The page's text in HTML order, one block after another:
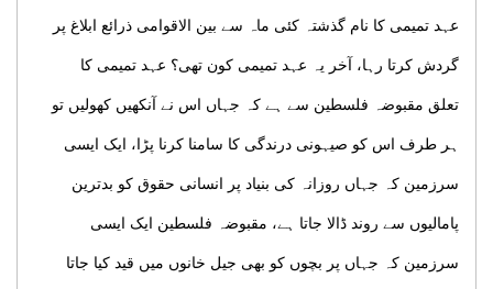
عہد تمیمی کا نام گذشتہ کئی ماہ سے بین الاقوامی ذرائع ابلاغ پر
گردش کرتا رہا، آخر یہ عہد تمیمی کون تھی؟ عہد تمیمی کا
تعلق مقبوضہ فلسطین سے ہے کہ جہاں اس نے آنکھیں کھولیں تو
ہر طرف اس کو صیہونی درندگی کا سامنا کرنا پڑا، ایک ایسی
سرزمین کہ جہاں روزانہ کی بنیاد پر انسانی حقوق کو بدترین
پامالیوں سے روند ڈالا جاتا ہے، مقبوضہ فلسطین ایک ایسی
سرزمین کہ جہاں پر بچوں کو بھی جیل خانوں میں قید کیا جاتا